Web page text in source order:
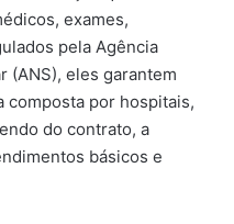
exames,
pela Agência
(ANS), eles garantem
composta por hospitais,
do contrato, a
básicos e